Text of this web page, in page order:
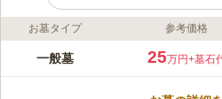
ライフドット編集部のコメント
「杉並台公園」のほど近くに
お墓タイプ 参考価格
一般墓 25万円+墓石